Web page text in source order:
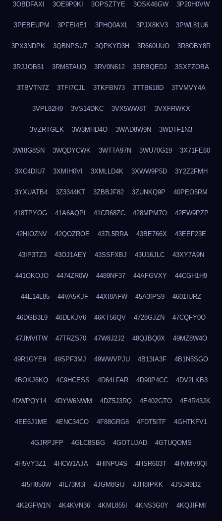
3OBDFAXI 3OE9P0KI 3OPSZTYE 3OSK46GW 3P20H0VW
3PEBEUPM 3PFEI4E1 3PHQ0AXL 3PJX8KV3 3PWL81U6
3PX3NDPK 3QBNPSU7 3QPKYD3H 3R660UUO 3R8OBY8R
3RJJOB51 3RM5TAUQ 3RV0N612 3SRBQEDJ 3SXFZOBA
3TBVTN7Z 3TFI7CJL 3TKFBN73 3TTB618D 3TVMVY4A
3VPL82H9 3VS14DKC 3VX5WW8T 3VXFRWKX
3VZRTGEK 3W3MHD4O 3WAD8W9N 3WDTF1N3
3WI8G8SN 3WQDYCWK 3WTTA97N 3WU70G19 3X71FE60
3XC4DIU7 3XMIH0VI 3XMLLD4K 3XWW9P5D 3Y2Z2FMH
3YXUATB4 3Z3344KT 3ZBBJF82 3ZUNKQ9P 40PEO5RM
418TPYOG 41A6AQPI 41CR68ZC 428MPM7O 42EW9PZP
42HIOZNV 42QOZROE 437L5RRA 43BE766X 43EEF23E
43IP3TZ3 43OJ1AEY 43SSFXBJ 43U16JLC 43XY7A9N
441OKOJO 4474ZR0W 4489NF37 44AFGVXY 44CGH1H9
44E14L85 44VA5KJF 44XI8AFW 45A3IPS9 4601IURZ
46DGB3L9 46DLKJV6 46KT56QV 4728GJZN 47CQFY0O
47JMVITW 47TRZS70 47W8J2J2 48QJBQ0X 49MZ8W4O
49R1GYE9 49SPF3MJ 49WWVPJU 4B13IA3F 4B1N5SGO
4BOKJ6KQ 4C9HCESS 4D64LFAR 4D90P4CC 4DV2LKB3
4DWPQY14 4DYW6NWM 4DZ5J3RQ 4E402GTO 4E4R43JK
4EE6J1ME 4ENC34CO 4F88GRG8 4FDT5ITF 4GHTKFV1
4GJRPJFP 4GLC8SBG 4GOTUJAD 4GTUQOMS
4H5VY3Z1 4HCW1AJA 4HINPU4S 4HSR603T 4HVMV9QI
4I5H850W 4IL73M3I 4JGM8GIJ 4JH8IPKK 4JS349D2
4K2GFW1N 4K4KVN36 4KML855I 4KNS3G0Y 4KQJIFMI